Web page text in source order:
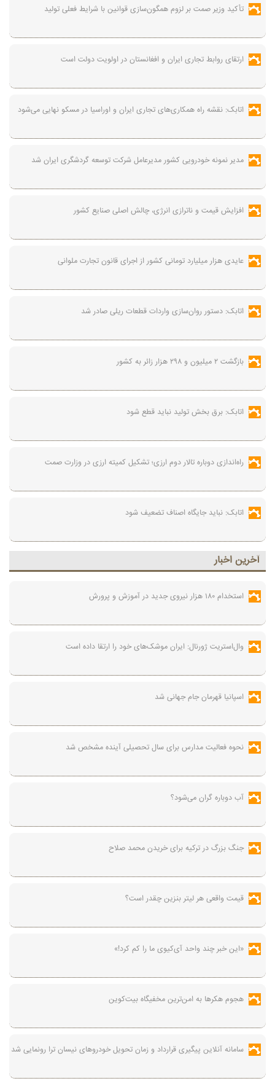
تأکید وزیر صمت بر لزوم همگون‌سازی قوانین با شرایط فعلی تولید
ارتقای روابط تجاری ایران و افغانستان در اولویت دولت است
اتابک: نقشه راه همکاری‌های تجاری ایران و اوراسیا در مسکو نهایی می‌شود
مدیر نمونه خودرویی کشور مدیرعامل شرکت توسعه گردشگری ایران شد
افزایش قیمت و ناترازی انرژی، چالش اصلی صنایع کشور
عایدی هزار میلیارد تومانی کشور از اجرای قانون تجارت ملوانی
اتابک: دستور روان‌سازی واردات قطعات ریلی صادر شد
بازگشت ۲ میلیون و ۲۹۸ هزار زائر به کشور
اتابک: برق بخش تولید نباید قطع شود
راه‌اندازی دوباره تالار دوم ارزی؛ تشکیل کمیته ارزی در وزارت صمت
اتابک: نباید جایگاه اصناف تضعیف شود
آخرين اخبار
استخدام ۱۸۰ هزار نیروی جدید در آموزش‌ و پرورش
وال‌استریت ژورنال: ایران موشک‌های خود را ارتقا داده است
اسپانیا قهرمان جام جهانی شد
نحوه فعالیت مدارس برای سال تحصیلی آینده مشخص شد
آب دوباره گران می‌شود؟
جنگ بزرگ در ترکیه برای خریدن محمد صلاح
قیمت واقعی هر لیتر بنزین چقدر است؟
«این خبر چند واحد آی‌کیوی ما را کم کرد!»
هجوم هکرها به امن‌ترین مخفیگاه بیت‌کوین
سامانه آنلاین پیگیری قرارداد‌ و زمان تحویل خودرو‌های نیسان ترا رونمایی شد